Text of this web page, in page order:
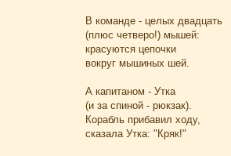
В команде - целых двадцать
(плюс четверо!) мышей:
красуются цепочки
вокруг мышиных шей.
А капитаном - Утка
(и за спиной - рюкзак).
Корабль прибавил ходу,
сказала Утка: "Кряк!"